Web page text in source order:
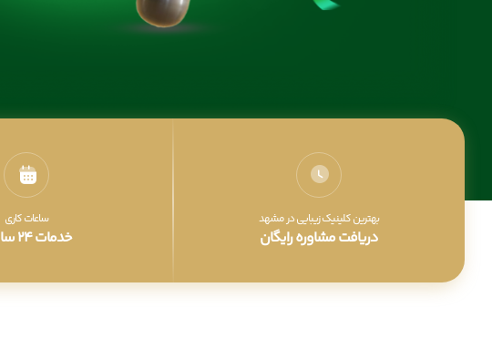
بهترین کلینیک زیبایی در مشهد
دریافت مشاوره رایگان
ساعات کاری
خدمات ۲۴ ساعته